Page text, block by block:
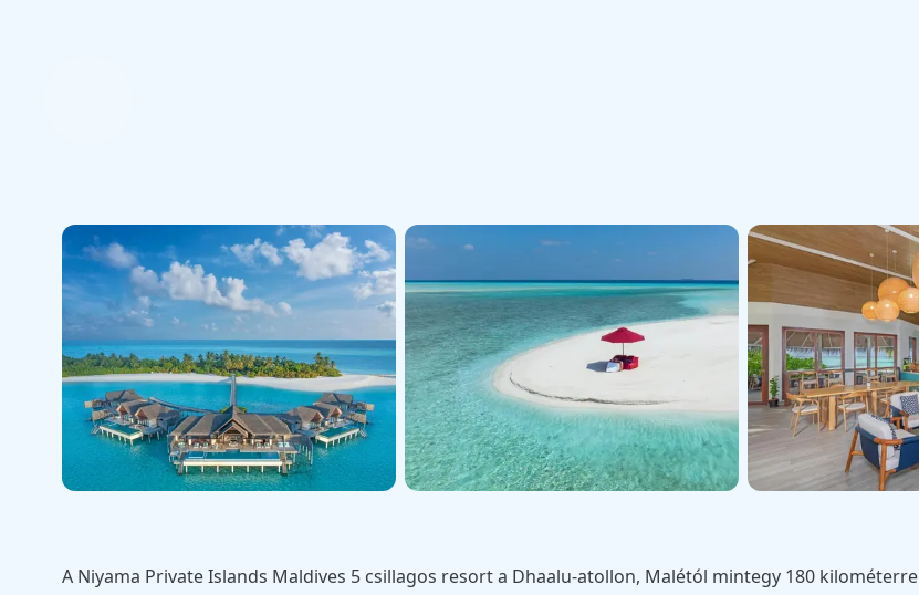
A Niyama Private Islands Maldives 5 csillagos resort a Dhaalu-atollon, Malétól mintegy 180 kilométerre